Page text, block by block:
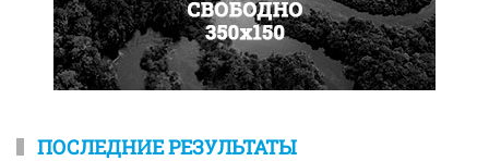
ПОСЛЕДНИЕ РЕЗУЛЬТАТЫ